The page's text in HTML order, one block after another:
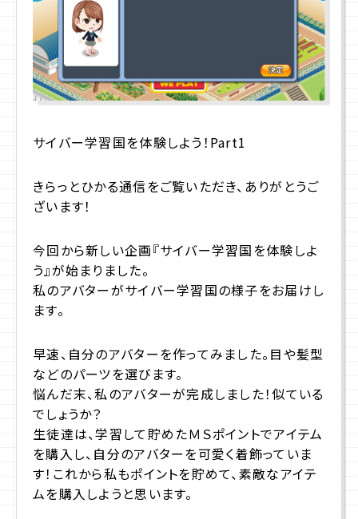
プライバシーポリシー
サイトマップ
入学相談室(平日9:00〜18:00)
サイバー学習国を体験しよう！Part1
きらっとひかる通信をご覧いただき、ありがとうご
ざいます！
今回から新しい企画『サイバー学習国を体験しよ
う』が始まりました。
私のアバターがサイバー学習国の様子をお届けし
ます。
早速、自分のアバターを作ってみました。目や髪型
などのパーツを選びます。
悩んだ末、私のアバターが完成しました！似ている
でしょうか？
生徒達は、学習して貯めたＭＳポイントでアイテム
を購入し、自分のアバターを可愛く着飾っていま
す！これから私もポイントを貯めて、素敵なアイテ
ムを購入しようと思います。